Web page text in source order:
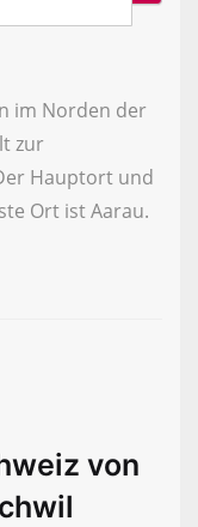
im Norden der
zur
Hauptort und
Ort ist Aarau.
von